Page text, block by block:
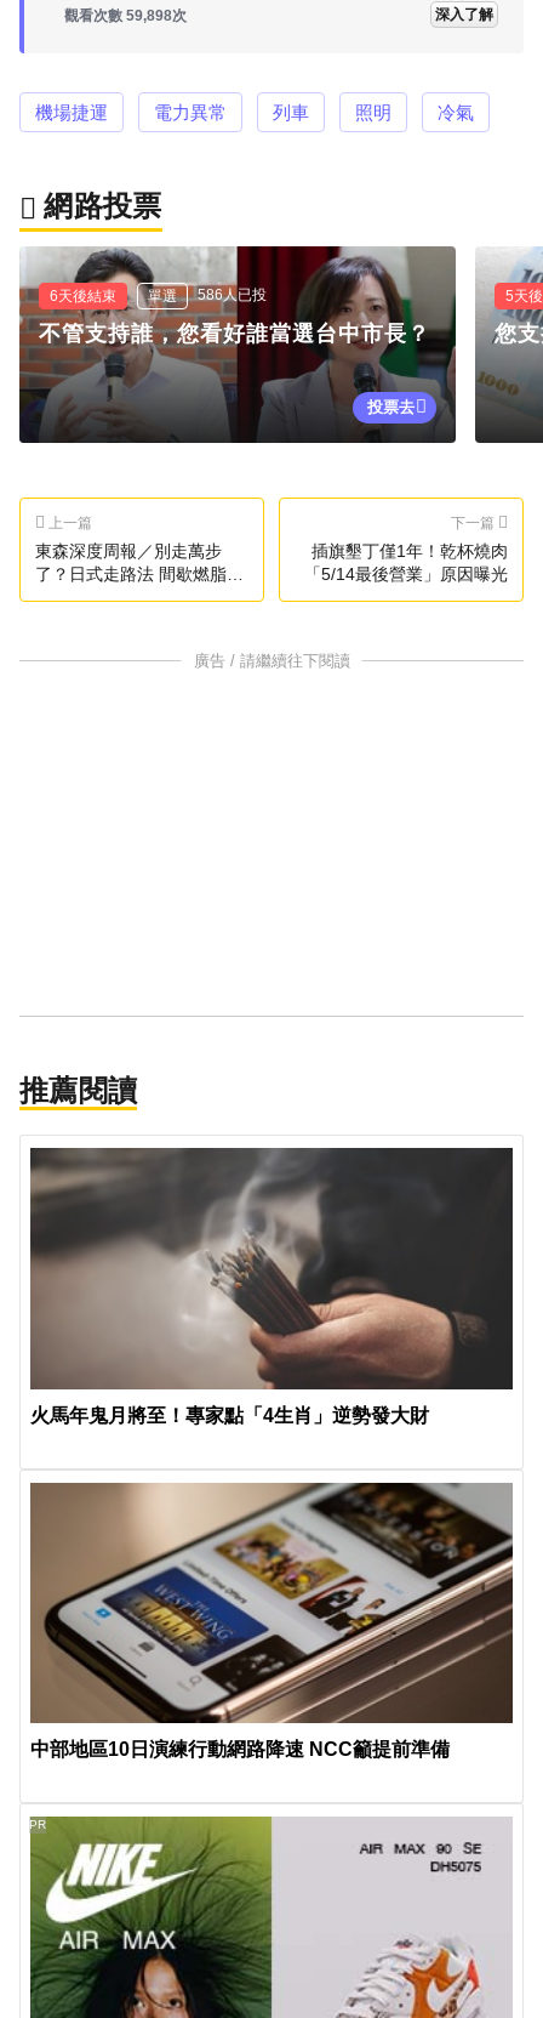
觀看次數 59,898次 深入了解
機場捷運 電力異常 列車 照明 冷氣
網路投票
6天後結束 單選 586人已投
不管支持誰，您看好誰當選台中市長？
投票去
5天
您
上一篇
東森深度周報／別走萬步
了？日式走路法 間歇燃脂爆
紅
下一篇
插旗墾丁僅1年！乾杯燒肉
「5/14最後營業」原因曝光
廣告 / 請繼續往下閱讀
推薦閱讀
火馬年鬼月將至！專家點「4生肖」逆勢發大財
中部地區10日演練行動網路降速 NCC籲提前準備
PR